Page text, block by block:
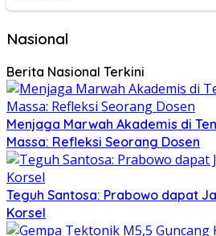
Nasional
Berita Nasional Terkini
Menjaga Marwah Akademis di
Massa: Refleksi Seorang Dosen
Teguh Santosa: Prabowo dapat
Korsel